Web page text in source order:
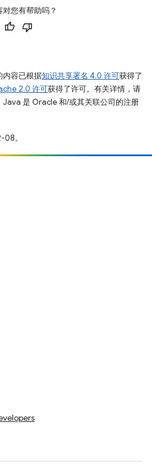
对您有帮助吗？
内容已根据知识共享署名 4.0 许可获得了
2.0 许可获得了许可。有关详情，请
Java 是 Oracle 和/或其关联公司的注册
。